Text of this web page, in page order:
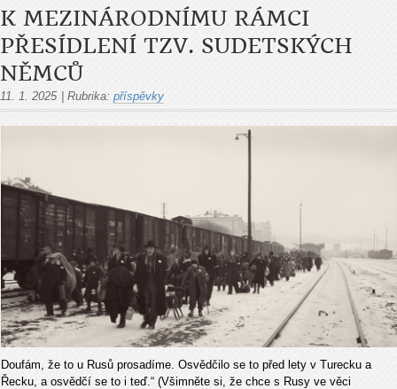
K MEZINÁRODNÍMU RÁMCI
PŘESÍDLENÍ TZV. SUDETSKÝCH
NĚMCŮ
11. 1. 2025 Rubrika: příspěvky
Doufám, že to u Rusů prosadíme. Osvědčilo se to před lety v Turecku a
Řecku, a osvědčí se to i teď.“ (Všimněte si, že chce s Rusy ve věci